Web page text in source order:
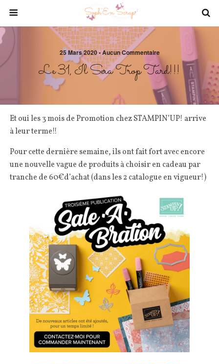
25 Mars 2020 • Aucun Commentaire
Le 31, Il Sera Trop Tard!!!
Et oui les 3 mois de Promotion chez STAMPIN’UP! arrive
à leur terme!!
Pour cette dernière semaine, ils ont fait fort avec encore
une nouvelle vague de produits à choisir en cadeau par
tranche de 60€d’achat (dans les 2 catalogue en vigueur!)